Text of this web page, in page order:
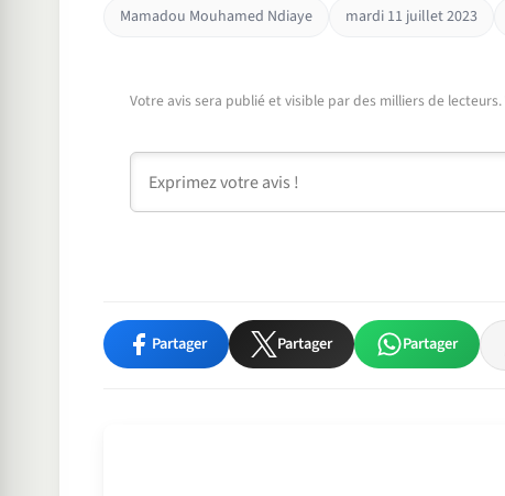
Mamadou Mouhamed Ndiaye mardi 11 juillet 2023
Votre avis sera publié et visible par des milliers de
Partager Partager Partager